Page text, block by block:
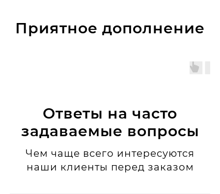
Приятное дополнение
Ответы на часто
задаваемые вопросы
Чем чаще всего интересуются
наши клиенты перед заказом